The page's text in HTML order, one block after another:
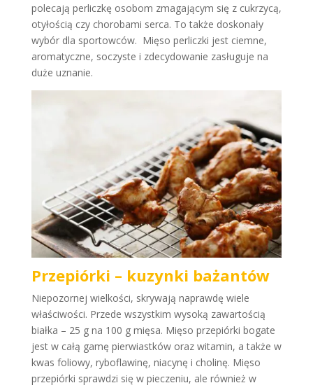
polecają perliczkę osobom zmagającym się z cukrzycą,
otyłością czy chorobami serca. To także doskonały
wybór dla sportowców. Mięso perliczki jest ciemne,
aromatyczne, soczyste i zdecydowanie zasługuje na
duże uznanie.
Przepiórki – kuzynki bażantów
Niepozornej wielkości, skrywają naprawdę wiele
właściwości. Przede wszystkim wysoką zawartością
białka – 25 g na 100 g mięsa. Mięso przepiórki bogate
jest w całą gamę pierwiastków oraz witamin, a także w
kwas foliowy, ryboflawinę, niacynę i cholinę. Mięso
przepiórki sprawdzi się w pieczeniu, ale również w